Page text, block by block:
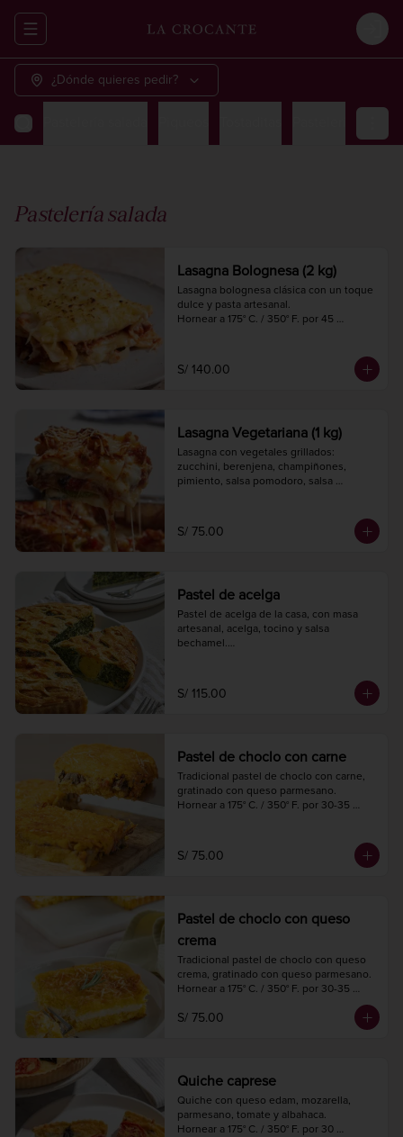
Abrir menu de navegación Login
¿Dónde quieres pedir?
Pastelería salada
Lasagna Bolognesa (2 kg)
Lasagna bolognesa clásica con un toque
dulce y pasta artesanal.
Hornear a 175° C. / 350° F. por 45
6 a 8 porciones.
S/ 140.00
Lasagna Vegetariana (1 kg)
Lasagna con vegetales grillados:
zucchini, berenjena, champiñones,
pimiento, salsa pomodoro, salsa
minutos.
1 kg.
S/ 75.00
Pastel de acelga
Pastel de acelga de la casa, con masa
artesanal, acelga, tocino y salsa
bechamel.
Diámetro 24 cm.
8 a 10 porciones.
S/ 115.00
Pastel de choclo con carne
Tradicional pastel de choclo con carne,
gratinado con queso parmesano.
Hornear a 175° C. / 350° F. por 30-35
4 porciones.
S/ 75.00
Pastel de choclo con queso
crema
Tradicional pastel de choclo con queso
crema, gratinado con queso parmesano.
Hornear a 175° C. / 350° F. por 30-35
1 kg.
S/ 75.00
Quiche caprese
Quiche con queso edam, mozarella,
parmesano, tomate y albahaca.
Hornear a 175° C. / 350° F. por 30